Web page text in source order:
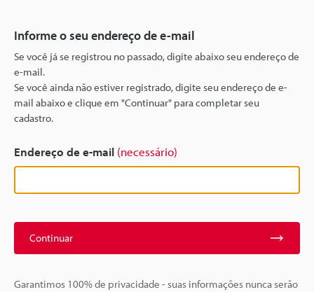
Informe o seu endereço de e-mail
Se você já se registrou no passado, digite abaixo seu endereço de
e-mail.
Se você ainda não estiver registrado, digite seu endereço de e-
mail abaixo e clique em "Continuar" para completar seu
cadastro.
Endereço de e-mail (necessário)
Continuar
Garantimos 100% de privacidade - suas informações nunca serão